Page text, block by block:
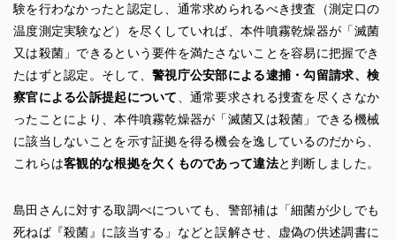
験を行わなかったと認定し、通常求められるべき捜査（測定口の
温度測定実験など）を尽くしていれば、本件噴霧乾燥器が「滅菌
又は殺菌」できるという要件を満たさないことを容易に把握でき
たはずと認定。そして、警視庁公安部による逮捕・勾留請求、検
察官による公訴提起について
、通常要求される捜査を尽くさなか
ったことにより、本件噴霧乾燥器が「滅菌又は殺菌」できる機械
に該当しないことを示す証拠を得る機会を逸しているのだから、
これらは客観的な根拠を欠くものであって違法と判断しました。
島田さんに対する取調べについても、警部補は「細菌が少しでも
死ねば『殺菌』に該当する」などと誤解させ、虚偽の供述調書に